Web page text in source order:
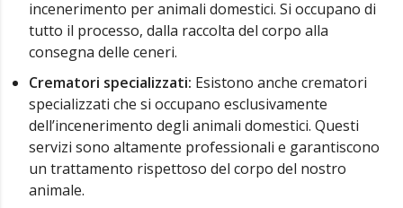
incenerimento per animali domestici. Si occupano di
tutto il processo, dalla raccolta del corpo alla
consegna delle ceneri.
Crematori specializzati: Esistono anche crematori
specializzati che si occupano esclusivamente
dell’incenerimento degli animali domestici. Questi
servizi sono altamente professionali e garantiscono
un trattamento rispettoso del corpo del nostro
animale.